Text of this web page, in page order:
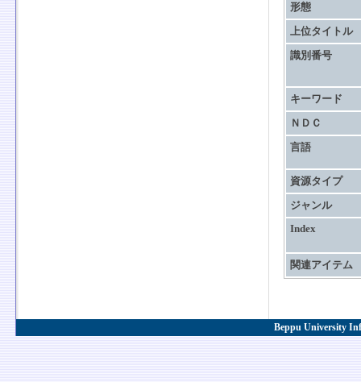
形態
上位タイトル
識別番号
キーワード
ＮＤＣ
言語
資源タイプ
ジャンル
Index
関連アイテム
Beppu University